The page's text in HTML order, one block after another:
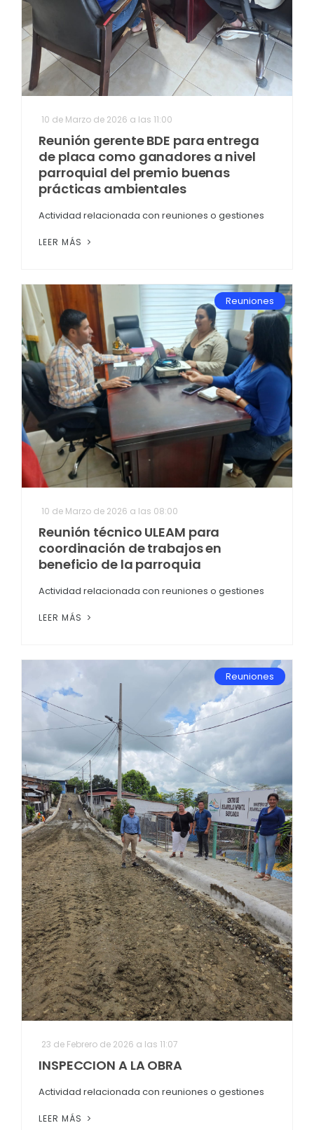
10 de Marzo de 2026 a las 11:00
Reunión gerente BDE para entrega
de placa como ganadores a nivel
parroquial del premio buenas
prácticas ambientales
Actividad relacionada con reuniones o gestiones
LEER MÁS
Reuniones
10 de Marzo de 2026 a las 08:00
Reunión técnico ULEAM para
coordinación de trabajos en
beneficio de la parroquia
Actividad relacionada con reuniones o gestiones
LEER MÁS
Reuniones
23 de Febrero de 2026 a las 11:07
INSPECCION A LA OBRA
Actividad relacionada con reuniones o gestiones
LEER MÁS